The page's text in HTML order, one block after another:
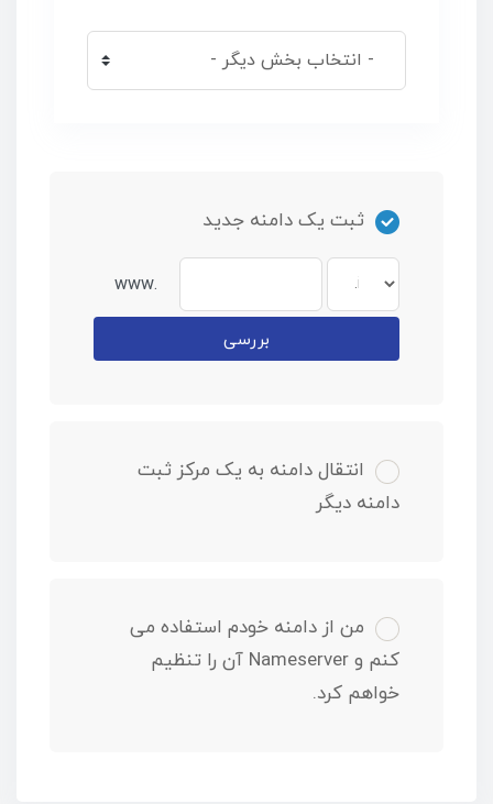
ثبت یک دامنه جدید
www.
بررسی
انتقال دامنه به یک مرکز ثبت
دامنه دیگر
من از دامنه خودم استفاده می
کنم و Nameserver آن را تنظیم
خواهم کرد.